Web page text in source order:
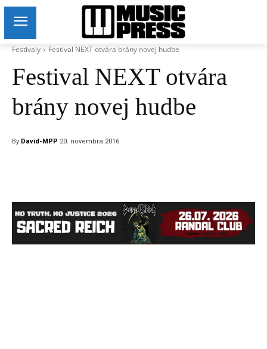
Festivaly Festival NEXT otvára brány novej hudbe
Festival NEXT otvára
brány novej hudbe
By David-MPP 20. novembra 2016